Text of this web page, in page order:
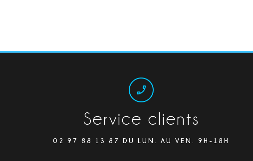
Service clients
02 97 88 13 87 DU LUN. AU VEN. 9H-18H